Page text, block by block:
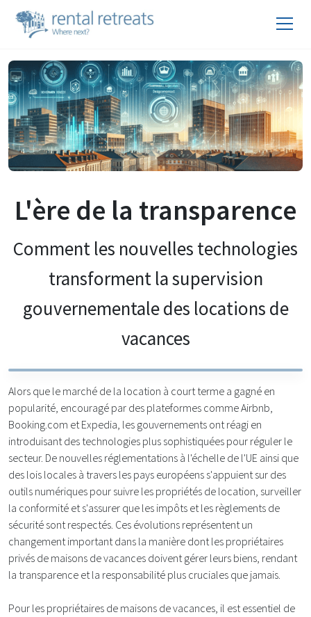
L'ère de la transparence
Comment les nouvelles technologies
transforment la supervision
gouvernementale des locations de
vacances
Alors que le marché de la location à court terme a gagné en
popularité, encouragé par des plateformes comme Airbnb,
Booking.com et Expedia, les gouvernements ont réagi en
introduisant des technologies plus sophistiquées pour réguler le
secteur. De nouvelles réglementations à l'échelle de l'UE ainsi que
des lois locales à travers les pays européens s'appuient sur des
outils numériques pour suivre les propriétés de location, surveiller
la conformité et s'assurer que les impôts et les règlements de
sécurité sont respectés. Ces évolutions représentent un
changement important dans la manière dont les propriétaires
privés de maisons de vacances doivent gérer leurs biens, rendant
la transparence et la responsabilité plus cruciales que jamais.
Pour les propriétaires de maisons de vacances, il est essentiel de